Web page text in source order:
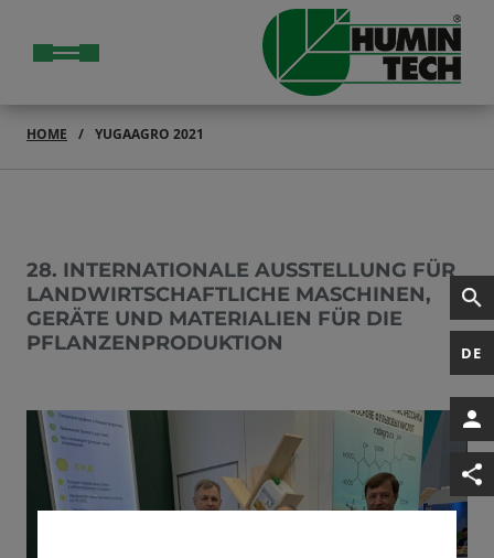
DE
HOME YUGAAGRO 2021
28. INTERNATIONALE AUSSTELLUNG FÜR
LANDWIRTSCHAFTLICHE MASCHINEN,
GERÄTE UND MATERIALIEN FÜR DIE
PFLANZENPRODUKTION